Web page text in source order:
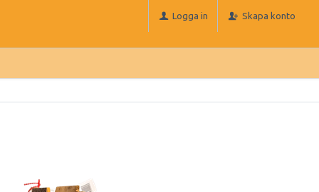
Logga in Skapa konto